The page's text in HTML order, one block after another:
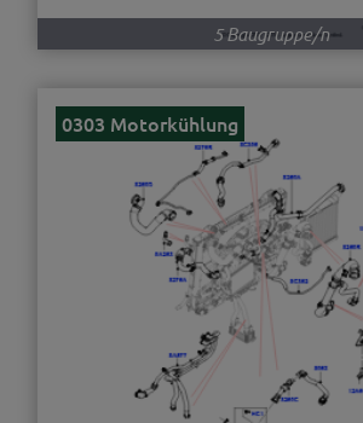
5 Baugruppe/n
0303 Motorkühlung